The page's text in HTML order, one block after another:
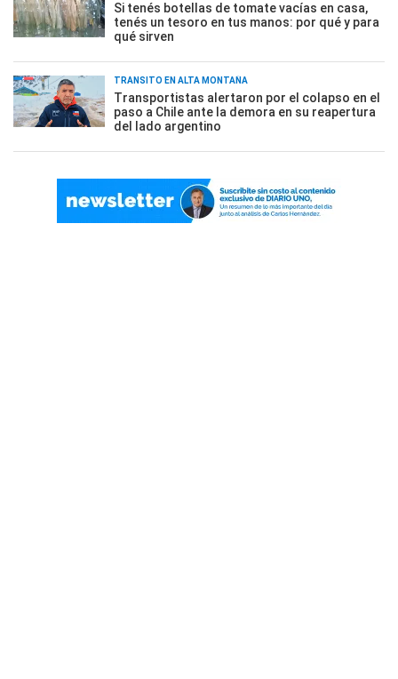
Si tenés botellas de tomate vacías en casa,
tenés un tesoro en tus manos: por qué y para
qué sirven
TRÁNSITO EN ALTA MONTAÑA
Transportistas alertaron por el colapso en el
paso a Chile ante la demora en su reapertura
del lado argentino